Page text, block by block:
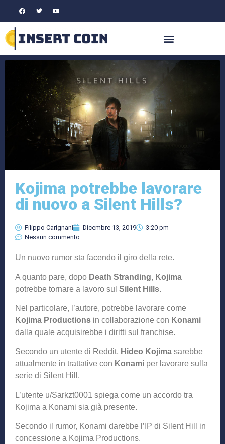
Kojima potrebbe lavorare
di nuovo a Silent Hills?
Filippo Carignani Dicembre 13, 2019
3:20 pm
Nessun commento
Un nuovo rumor sta facendo il giro della rete.
A quanto pare, dopo Death Stranding, Kojima
potrebbe tornare a lavoro sul Silent Hills.
Nel particolare, l’autore, potrebbe lavorare come
Kojima Productions in collaborazione con Konami
dalla quale acquisirebbe i diritti sul franchise.
Secondo un utente di Reddit, Hideo Kojima sarebbe
attualmente in trattative con Konami per lavorare sulla
serie di Silent Hill.
L’utente u/Sarkzt0001 spiega come un accordo tra
Kojima a Konami sia già presente.
Secondo il rumor, Konami darebbe l’IP di Silent Hill in
concessione a Kojima Productions.